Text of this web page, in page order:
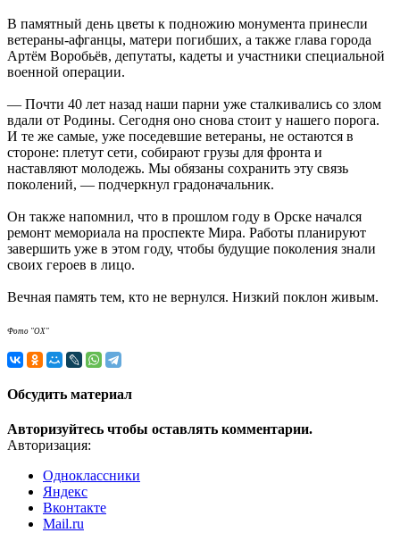
В памятный день цветы к подножию монумента принесли
ветераны-афганцы, матери погибших, а также глава города
Артём Воробьёв, депутаты, кадеты и участники специальной
военной операции.
— Почти 40 лет назад наши парни уже сталкивались со злом
вдали от Родины. Сегодня оно снова стоит у нашего порога.
И те же самые, уже поседевшие ветераны, не остаются в
стороне: плетут сети, собирают грузы для фронта и
наставляют молодежь. Мы обязаны сохранить эту связь
поколений, — подчеркнул градоначальник.
Он также напомнил, что в прошлом году в Орске начался
ремонт мемориала на проспекте Мира. Работы планируют
завершить уже в этом году, чтобы будущие поколения знали
своих героев в лицо.
Вечная память тем, кто не вернулся. Низкий поклон живым.
Фото "ОХ"
Обсудить материал
Авторизуйтесь чтобы оставлять комментарии.
Авторизация:
Одноклассники
Яндекс
Вконтакте
Mail.ru